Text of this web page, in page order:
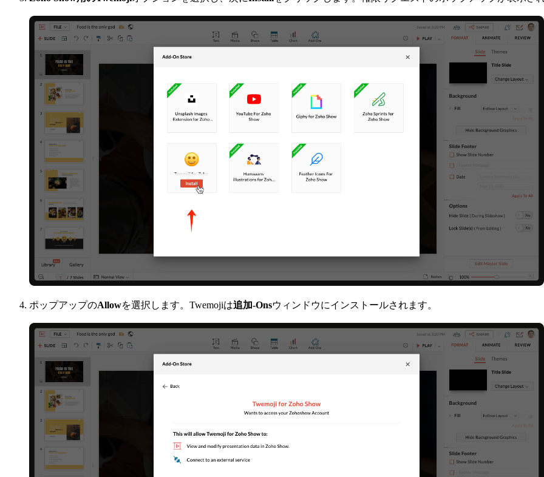
ポップアップのAllowを選択します。Twemojiは追加-Onsウィンドウにインストールされます。